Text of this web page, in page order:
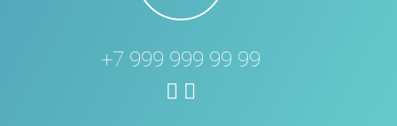
+7 999 999 99 99